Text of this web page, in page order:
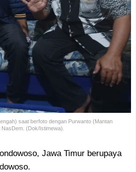
saat berfoto dengan Purwanto (Mantan
(Dok/Istimewa).
Jawa Timur berupaya